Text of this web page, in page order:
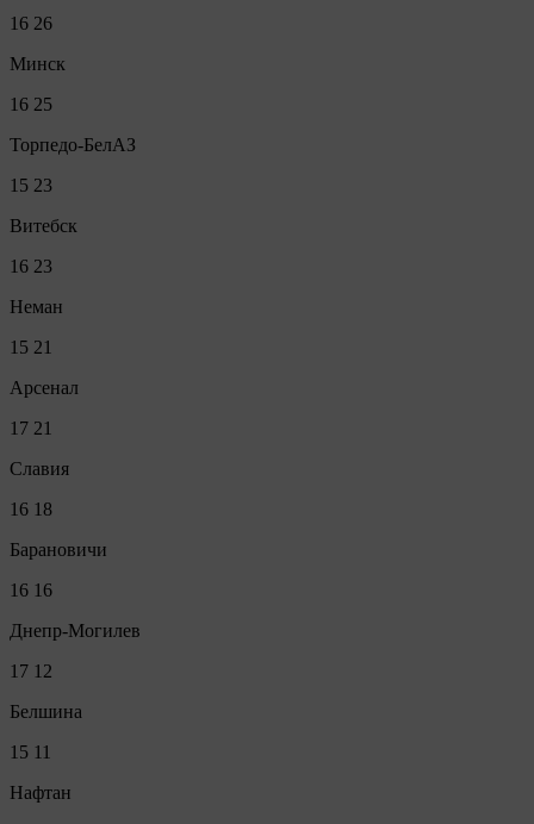
16 26
Минск
16 25
Торпедо-БелАЗ
15 23
Витебск
16 23
Неман
15 21
Арсенал
17 21
Славия
16 18
Барановичи
16 16
Днепр-Могилев
17 12
Белшина
15 11
Нафтан